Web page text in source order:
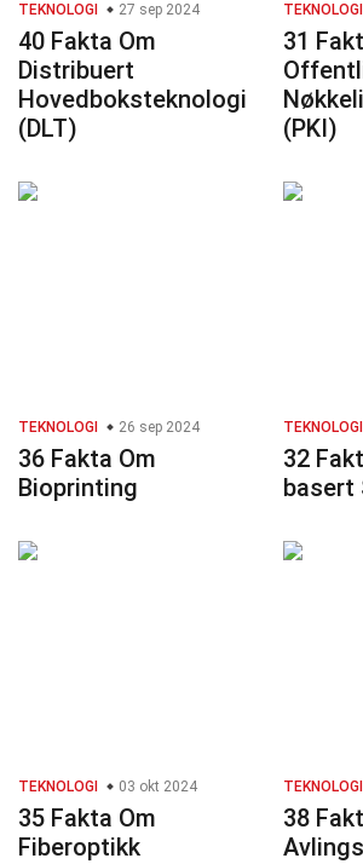
TEKNOLOGI 27 sep 2024
40 Fakta Om
Distribuert
Hovedboksteknologi
(DLT)
TEKNOLOGI
31
(PKI)
TEKNOLOGI 26 sep 2024
36 Fakta Om
Bioprinting
TEKNOLOGI
32
basert
TEKNOLOGI 03 okt 2024
35 Fakta Om
Fiberoptikk
TEKNOLOGI
38